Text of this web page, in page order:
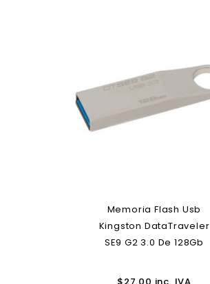
Memoria Flash Usb
Kingston DataTraveler
SE9 G2 3.0 De 128Gb